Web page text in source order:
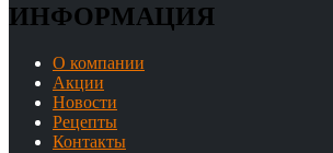
ИНФОРМАЦИЯ
О компании
Акции
Новости
Рецепты
Контакты